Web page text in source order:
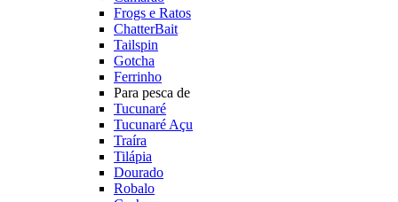
Frogs e Ratos
ChatterBait
Tailspin
Gotcha
Ferrinho
Para pesca de
Tucunaré
Tucunaré Açu
Traíra
Tilápia
Dourado
Robalo